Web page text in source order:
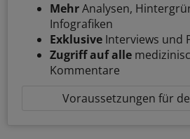
MehrAnalysen,
Infografiken
Exklusive Interviews und
Zugriff auf alle
Kommentare
Voraussetzungen für